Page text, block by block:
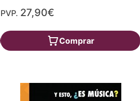
PVP. 27,90€
Comprar